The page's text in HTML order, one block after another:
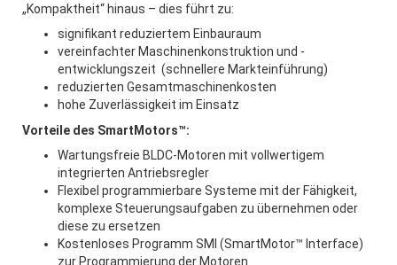
JOBS
PARTNER
SHOP
„Kompaktheit“ hinaus – dies führt zu:
signifikant reduziertem Einbauraum
vereinfachter Maschinenkonstruktion und -
entwicklungszeit (schnellere Markteinführung)
reduzierten Gesamtmaschinenkosten
hohe Zuverlässigkeit im Einsatz
Vorteile des SmartMotors™:
Wartungsfreie BLDC-Motoren mit vollwertigem
integrierten Antriebsregler
Flexibel programmierbare Systeme mit der Fähigkeit,
komplexe Steuerungsaufgaben zu übernehmen oder
diese zu ersetzen
Kostenloses Programm SMI (SmartMotor™ Interface)
zur Programmierung der Motoren